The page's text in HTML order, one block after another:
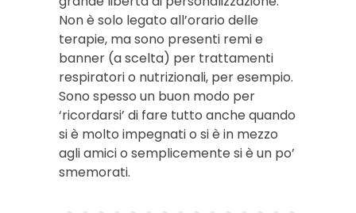
Non è solo legato all’orario delle
terapie, ma sono presenti remi e
banner (a scelta) per trattamenti
respiratori o nutrizionali, per esempio.
Sono spesso un buon modo per
‘ricordarsi’ di fare tutto anche quando
si è molto impegnati o si è in mezzo
agli amici o semplicemente si è un po’
smemorati.